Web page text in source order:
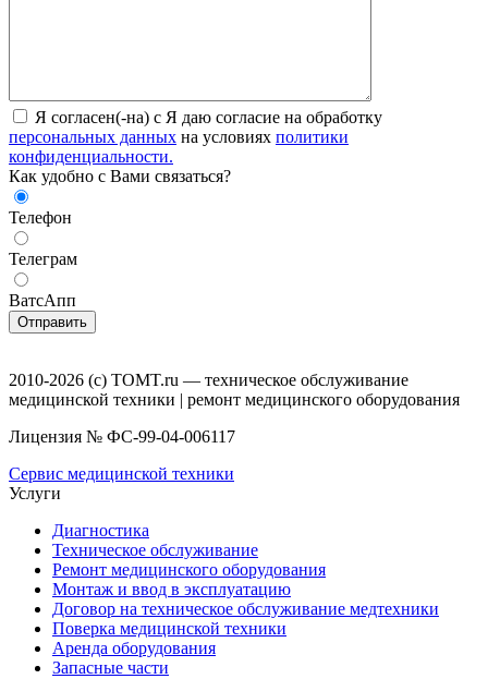
Я согласен(-на) с Я даю согласие на обработку
персональных данных на условиях политики
конфиденциальности.
Как удобно с Вами связаться?
Телефон
Телеграм
ВатсАпп
Отправить
2010-2026 (с) TOMT.ru — техническое обслуживание
медицинской техники | ремонт медицинского оборудования
Лицензия № ФС-99-04-006117
Сервис медицинской техники
Услуги
Диагностика
Техническое обслуживание
Ремонт медицинского оборудования
Монтаж и ввод в эксплуатацию
Договор на техническое обслуживание медтехники
Поверка медицинской техники
Аренда оборудования
Запасные части